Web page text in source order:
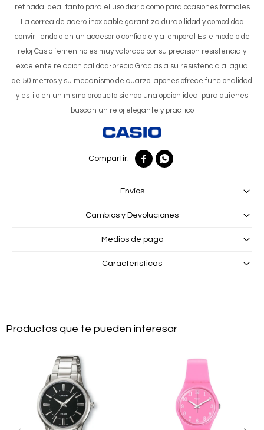
refinada ideal tanto para el uso diario como para ocasiones formales
La correa de acero inoxidable garantiza durabilidad y comodidad
convirtiendolo en un accesorio confiable y atemporal Este modelo de
reloj Casio femenino es muy valorado por su precision resistencia y
excelente relacion calidad-precio Gracias a su resistencia al agua
de 50 metros y su mecanismo de cuarzo japones ofrece funcionalidad
y estilo en un mismo producto siendo una opcion ideal para quienes
buscan un reloj elegante y practico
 
Envíos
Cambios y Devoluciones
Medios de pago
Características
Productos que te pueden interesar